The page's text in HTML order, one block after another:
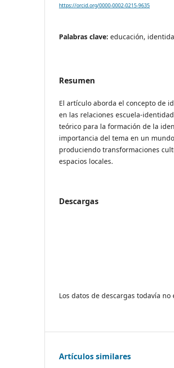
https://orcid.org/0000-0002-0215-9635
Palabras clave: educación,
Resumen
El artículo aborda el concepto de
en las relaciones escuela-
teórico para la formación de la
importancia del tema en un
produciendo transformaciones
espacios locales.
Descargas
Los datos de descargas todavía
Artículos similares